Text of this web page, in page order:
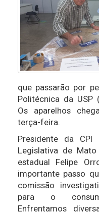
que passarão por
Politécnica da USP
Os aparelhos
terça-feira.
Presidente da CPI
Legislativa de
estadual Felipe
importante passo
comissão
para o
Enfrentamos